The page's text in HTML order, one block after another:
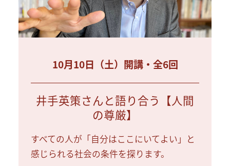
10月10日（土）開講・全6回
井手英策さんと語り合う【人間
の尊厳】
すべての人が「自分はここにいてよい」と
感じられる社会の条件を探ります。